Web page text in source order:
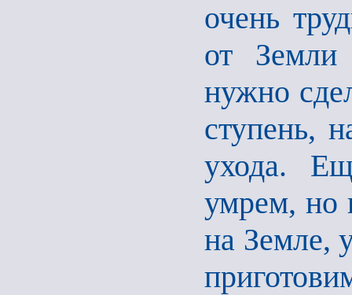
очень
от
нужно
ступень,
ухода.
умрем, но
на Земле,